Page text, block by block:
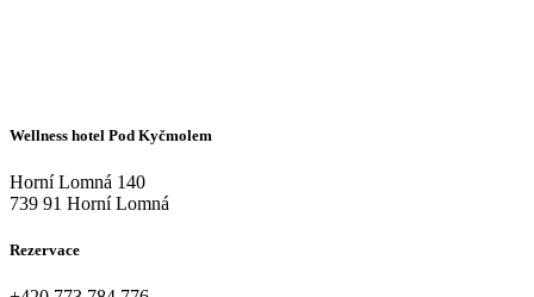
Wellness hotel Pod Kyčmolem
Horní Lomná 140
739 91 Horní Lomná
Rezervace